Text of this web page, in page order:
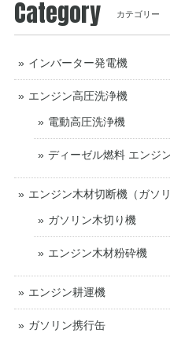
Category カテゴリー
インバーター発電機
エンジン高圧洗浄機
電動高圧洗浄機
ディーゼル燃料 エンジ
エンジン木材切断機（ガソ
ガソリン木切り機
エンジン木材粉砕機
エンジン耕運機
ガソリン携行缶